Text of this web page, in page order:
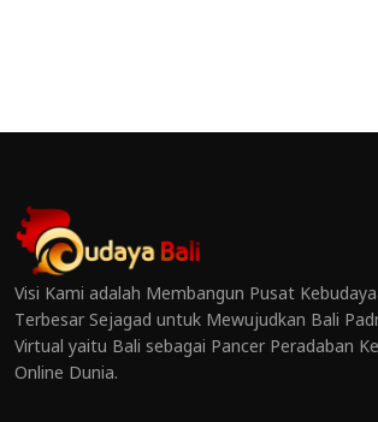
Visi Kami adalah Membangun Pusat
Terbesar Sejagad untuk Mewujudkan Bali
Virtual yaitu Bali sebagai Pancer Peradaban
Online Dunia.